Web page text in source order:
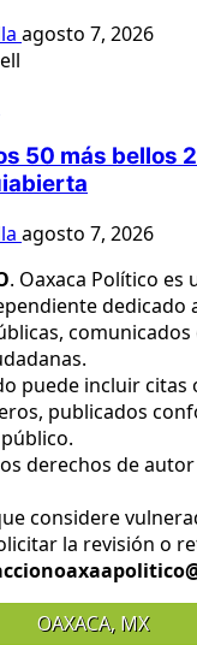
agosto 7, 2026
50 más bellos
agosto 7, 2026
. Oaxaca Político es
dedicado
comunicados
puede incluir citas
publicados
derechos de
considere
la revisión o
OAXACA, MX